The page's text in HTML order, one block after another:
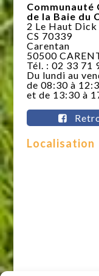
Communauté
de la Baie du
2 Le Haut Dick
CS 70339
Carentan
50500
Tél. : 02 33 71
Du lundi au
de 08:30 à
et de 13:30 à
Localisation